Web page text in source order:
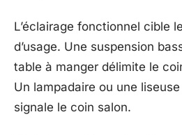
L’éclairage fonctionnel cible
d’usage. Une suspension
table à manger délimite le
Un lampadaire ou une
signale le coin salon.